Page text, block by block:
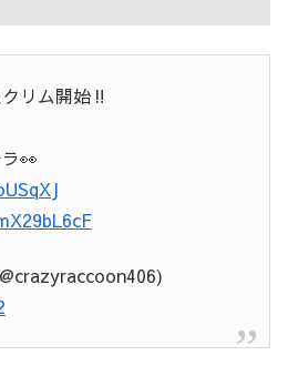
リム開始‼️
👀